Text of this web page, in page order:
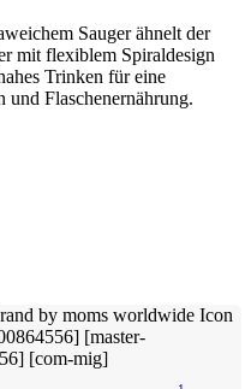
Sauger ähnelt der
mit flexiblem Spiraldesign
Trinken für eine
Flaschenernährung.